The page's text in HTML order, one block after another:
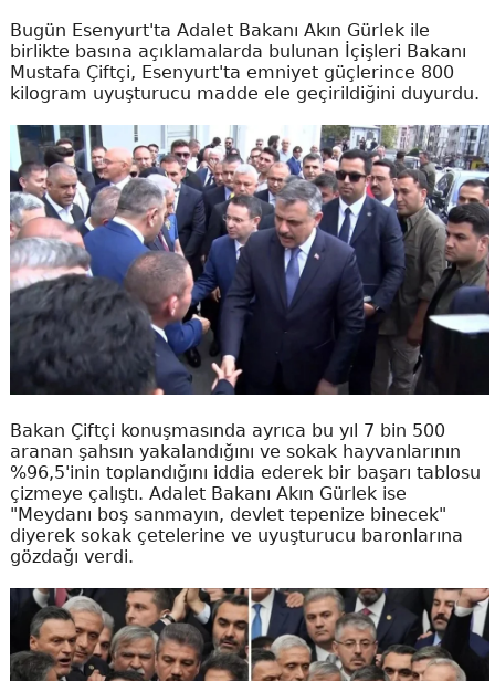
Bugün Esenyurt'ta Adalet Bakanı Akın Gürlek ile
birlikte basına açıklamalarda bulunan İçişleri Bakanı
Mustafa Çiftçi, Esenyurt'ta emniyet güçlerince 800
kilogram uyuşturucu madde ele geçirildiğini duyurdu.
Bakan Çiftçi konuşmasında ayrıca bu yıl 7 bin 500
aranan şahsın yakalandığını ve sokak hayvanlarının
%96,5'inin toplandığını iddia ederek bir başarı tablosu
çizmeye çalıştı. Adalet Bakanı Akın Gürlek ise
"Meydanı boş sanmayın, devlet tepenize binecek"
diyerek sokak çetelerine ve uyuşturucu baronlarına
gözdağı verdi.